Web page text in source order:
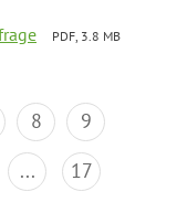
PDF, 3.8 MB
8
9
... 17